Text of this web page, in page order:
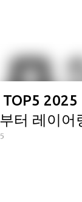
2025
터 레이어